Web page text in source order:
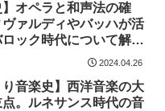
】オペラと和声法の確
ァルディやバッハが活
ック時代について解説
【バロック編】
2024.04.26
り音楽史】西洋音楽の大
点。ルネサンス時代の音